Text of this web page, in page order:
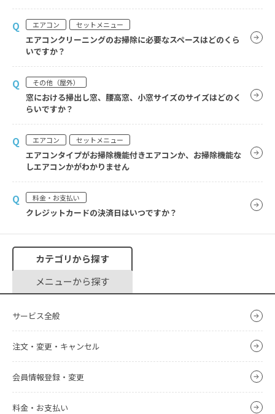
Q エアコン セットメニュー
エアコンクリーニングのお掃除に必要なスペースはどのくら
いですか？
Q その他（屋外）
窓における掃出し窓、腰高窓、小窓サイズのサイズはどのく
らいですか？
Q エアコン セットメニュー
エアコンタイプがお掃除機能付きエアコンか、お掃除機能な
しエアコンかがわかりません
Q 料金・お支払い
クレジットカードの決済日はいつですか？
カテゴリから探す
メニューから探す
サービス全般
注文・変更・キャンセル
会員情報登録・変更
料金・お支払い